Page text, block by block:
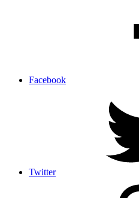
Facebook
Twitter